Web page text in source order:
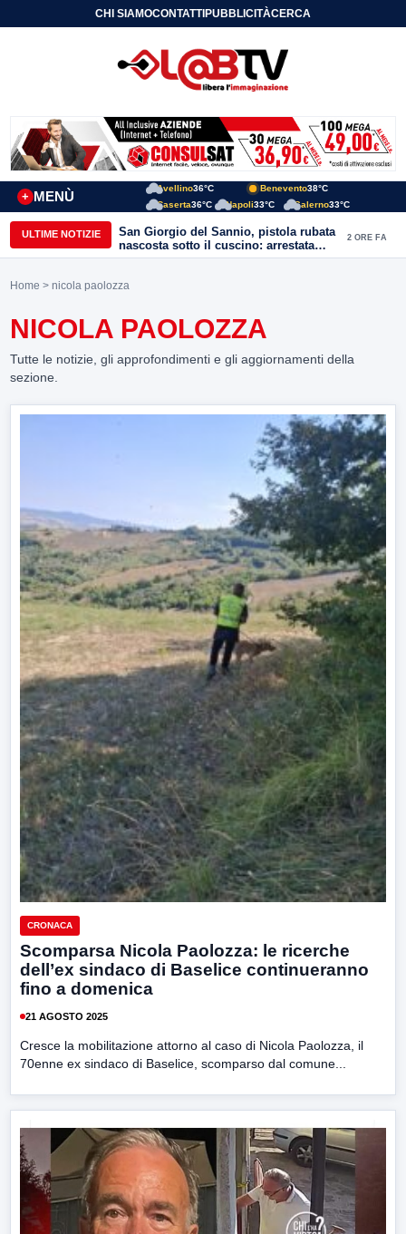
CHI SIAMOCONTATTIPUBBLICITÀCERCA
MENÙ
+
Avellino36°C Benevento38°C
Caserta36°C Napoli33°C Salerno33°C
ULTIME NOTIZIE
San Giorgio del Sannio, pistola rubata
nascosta sotto il cuscino: arrestata
51enne
2 ORE FA
Home > nicola paolozza
NICOLA PAOLOZZA
Tutte le notizie, gli approfondimenti e gli aggiornamenti della
sezione.
CRONACA
Scomparsa Nicola Paolozza: le ricerche
dell’ex sindaco di Baselice continueranno
fino a domenica
21 AGOSTO 2025
Cresce la mobilitazione attorno al caso di Nicola Paolozza, il
70enne ex sindaco di Baselice, scomparso dal comune...